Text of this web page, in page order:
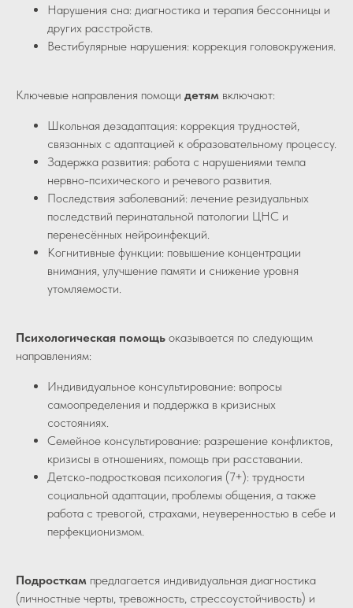
Нарушения сна: диагностика и терапия бессонницы и
других расстройств.
Вестибулярные нарушения: коррекция головокружения.
Ключевые направления помощи детям включают:
Школьная дезадаптация: коррекция трудностей,
связанных с адаптацией к образовательному процессу.
Задержка развития: работа с нарушениями темпа
нервно-психического и речевого развития.
Последствия заболеваний: лечение резидуальных
последствий перинатальной патологии ЦНС и
перенесённых нейроинфекций.
Когнитивные функции: повышение концентрации
внимания, улучшение памяти и снижение уровня
утомляемости.
Психологическая помощь оказывается по следующим
направлениям:
Индивидуальное консультирование: вопросы
самоопределения и поддержка в кризисных
состояниях.
Семейное консультирование: разрешение конфликтов,
кризисы в отношениях, помощь при расставании.
Детско-подростковая психология (7+): трудности
социальной адаптации, проблемы общения, а также
работа с тревогой, страхами, неуверенностью в себе и
перфекционизмом.
Подросткам предлагается индивидуальная диагностика
(личностные черты, тревожность, стрессоустойчивость) и